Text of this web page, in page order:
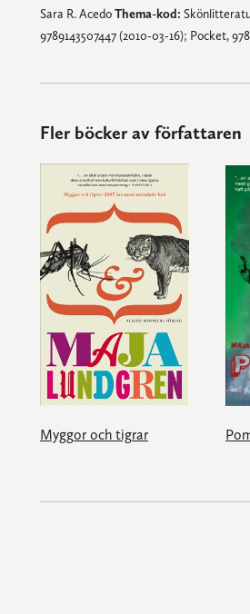
Sara R. AcedoThema-kod:
9789143507447 (2010-03-16); Pocket,
Fler böcker av författaren
Myggor och tigrar